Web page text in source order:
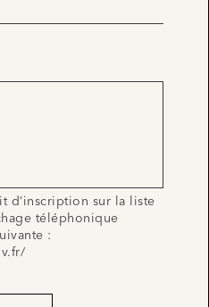
d’inscription sur la liste
téléphonique
: